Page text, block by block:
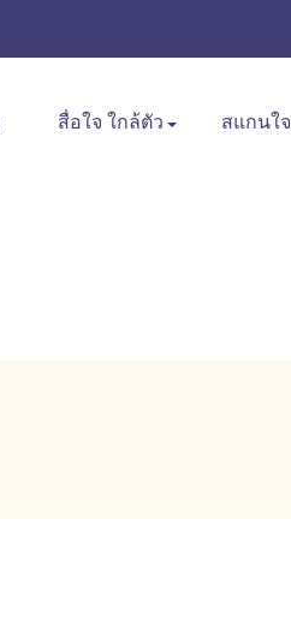
สื่อใจ ใกล้ตัว สแกนใจ